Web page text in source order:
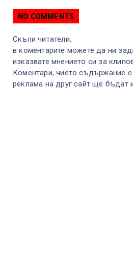
NO COMMENTS
Скъпи читатели,
в коментарите можете да ни
изказвате мнението си за
Коментари, чието съдържание
реклама на друг сайт ще бъдат